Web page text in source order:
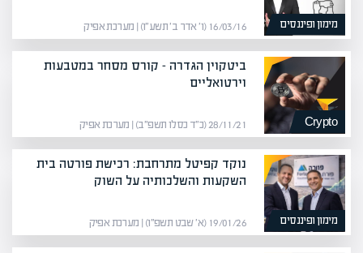
מימון ופיננסים 16/03/16 (ו׳ אדר ב׳ תשע״ו) | מערכת אפיק
Crypto
ביטקוין הגדרה – קורס מסחר במטבעות
וירטואליים
28/11/21 (כ״ד כסלו תשפ״ב) | מערכת אפיק
מימון ופיננסים
נוקד קפיטל מתרחבת: רכישת פורטה בית
השקעות והשלכותיה על השוק
19/01/26 (א׳ שבט תשפ״ו) | מערכת אפיק